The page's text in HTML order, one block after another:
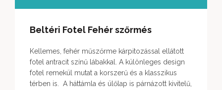
Beltéri Fotel Fehér szőrmés
Kellemes, fehér műszőrme kárpitozással ellátott
fotel antracit színű lábakkal. A különleges design
fotel remekül mutat a korszerű és a klasszikus
térben is. A háttámla és ülőlap is párnázott kivitelű,